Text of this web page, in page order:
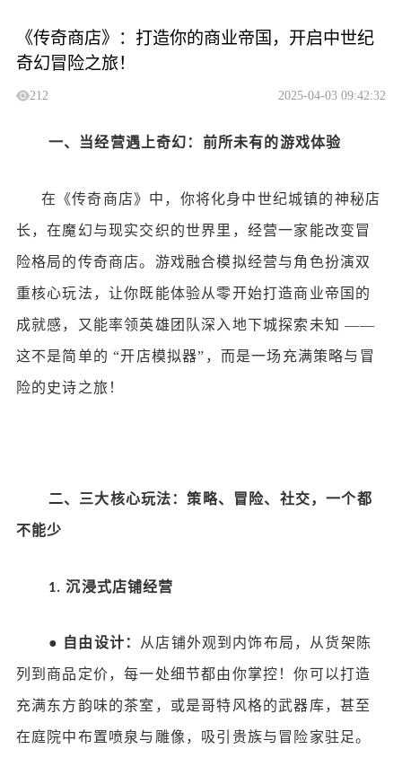
《传奇商店》：打造你的商业帝国，开启中世纪
奇幻冒险之旅！
212 2025-04-03 09:42:32
一、当经营遇上奇幻：前所未有的游戏体验
在《传奇商店》中，你将化身中世纪城镇的神秘店
长，在魔幻与现实交织的世界里，经营一家能改变冒
险格局的传奇商店。游戏融合模拟经营与角色扮演双
重核心玩法，让你既能体验从零开始打造商业帝国的
成就感，又能率领英雄团队深入地下城探索未知 ——
这不是简单的 “开店模拟器”，而是一场充满策略与冒
险的史诗之旅！
二、三大核心玩法：策略、冒险、社交，一个都
不能少
1.沉浸式店铺经营
● 自由设计： 从店铺外观到内饰布局，从货架陈
列到商品定价，每一处细节都由你掌控！你可以打造
充满东方韵味的茶室，或是哥特风格的武器库，甚至
在庭院中布置喷泉与雕像，吸引贵族与冒险家驻足。